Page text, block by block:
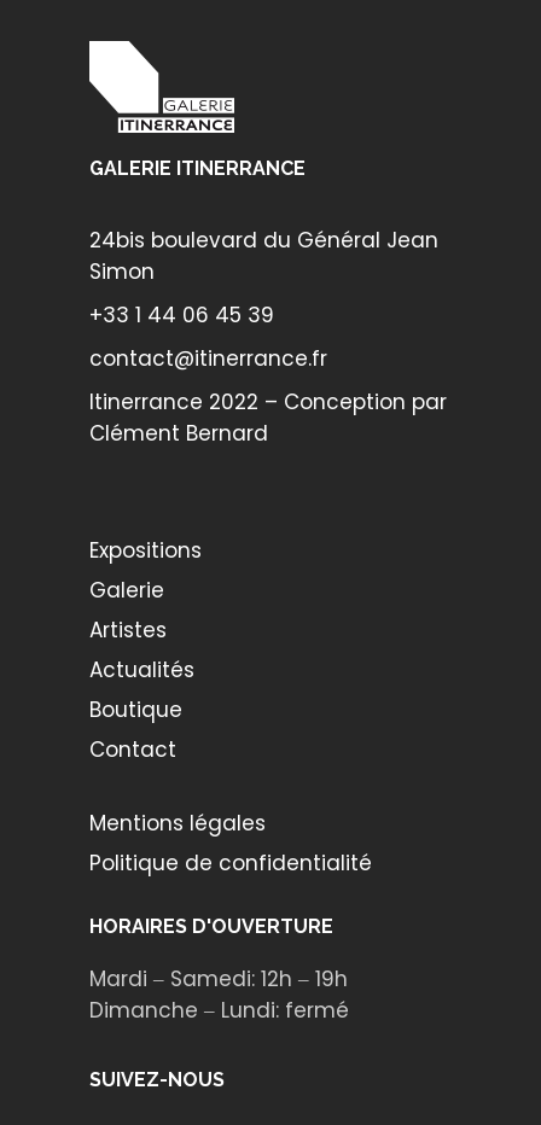
GALERIE ITINERRANCE
24bis boulevard du Général Jean
Simon
+33 1 44 06 45 39
contact@itinerrance.fr
Itinerrance 2022 – Conception par
Clément Bernard
Expositions
Galerie
Artistes
Actualités
Boutique
Contact
Mentions légales
Politique de confidentialité
HORAIRES D'OUVERTURE
Mardi ‒ Samedi: 12h ‒ 19h
Dimanche ‒ Lundi: fermé
SUIVEZ-NOUS